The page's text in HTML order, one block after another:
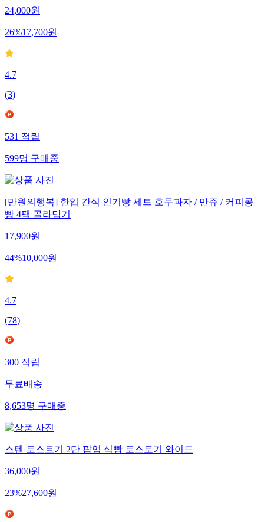
24,000원
26%17,700원
4.7
(3)
531적립
599명구매중
[만원의행복] 한입 간식 인기빵 세트 호두과자 / 만쥬 / 커피콩
빵 4팩 골라담기
17,900원
44%10,000원
4.7
(78)
300적립
무료배송
8,653명구매중
스텐 토스트기 2단 팝업 식빵 토스토기 와이드
36,000원
23%27,600원